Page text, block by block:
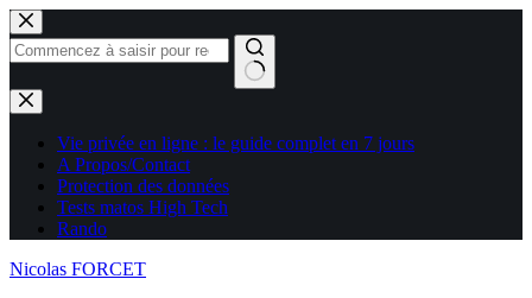
Aucun
résultat
Vie privée en ligne : le guide complet en 7 jours
A Propos/Contact
Protection des données
Tests matos High Tech
Rando
Nicolas FORCET